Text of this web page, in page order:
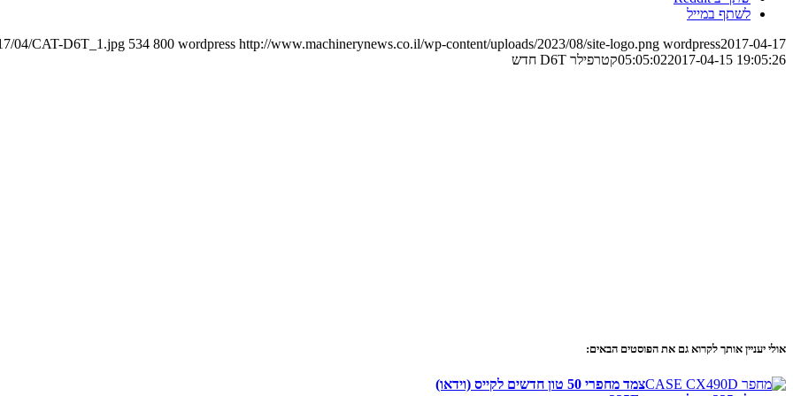
לשתף במייל
04/CAT-D6T_1.jpg 534 800 wordpress http://www.machinerynews.co.il/wp-content/uploads/2023/08/site-logo.png wordpress2017-04-17
05:05:022017-04-15 19:05:26 קטרפילר D6T חדש
אולי יעניין אותך לקרוא גם את הפוסטים הבאים:
צמד מחפרי 50 טון חדשים לקייס (וידאו)